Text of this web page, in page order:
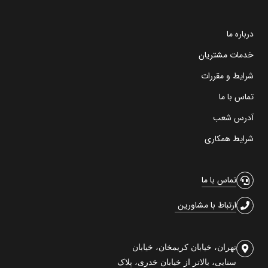
درباره ما
خدمات مشتریان
شرایط و مقررات
تماس با ما
آدرس شعب
شرایط همکاری
تماس با ما
ارتباط با مشاورین
تهران، خیابان کریمخان، خیابان
سنایی، بالاتر از خیابان خدری، پلاک